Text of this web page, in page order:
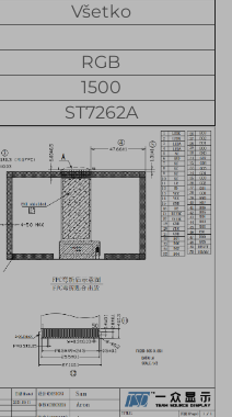
Všetko
RGB
1500
ST7262A